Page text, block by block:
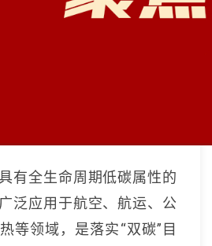
有全生命周期低碳属性的
泛应用于航空、航运、公
等领域，是落实“双碳”目